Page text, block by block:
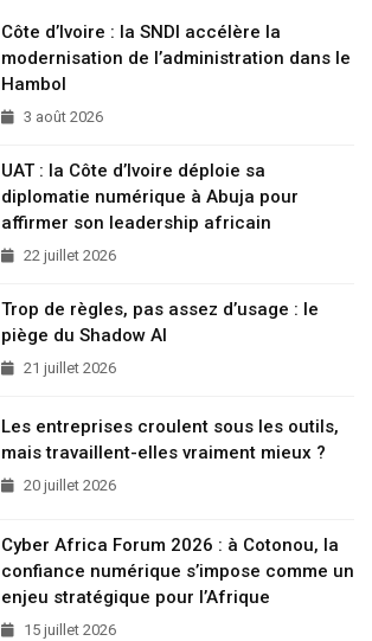
Côte d’Ivoire : la SNDI accélère la
modernisation de l’administration dans le
Hambol
3 août 2026
UAT : la Côte d’Ivoire déploie sa
diplomatie numérique à Abuja pour
affirmer son leadership africain
22 juillet 2026
Trop de règles, pas assez d’usage : le
piège du Shadow AI
21 juillet 2026
Les entreprises croulent sous les outils,
mais travaillent-elles vraiment mieux ?
20 juillet 2026
Cyber Africa Forum 2026 : à Cotonou, la
confiance numérique s’impose comme un
enjeu stratégique pour l’Afrique
15 juillet 2026